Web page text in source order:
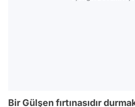
Bir Gülşen fırtınasıdır